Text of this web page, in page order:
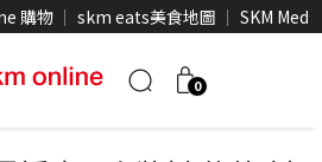
購物 skm eats美食地圖 SKM Media
0